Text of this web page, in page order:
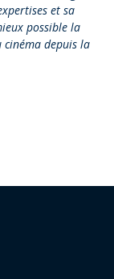
et sa
possible la
cinéma depuis la